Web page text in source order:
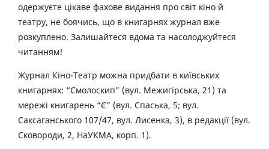
одержуєте цікаве фахове видання про світ кіно й
театру, не боячись, що в книгарнях журнал вже
розкуплено. Залишайтеся вдома та насолоджуйтеся
читанням!
Журнал Кіно-Театр можна придбати в київських
книгарнях: “Смолоскип” (вул. Межигірська, 21) та
мережі книгарень “Є” (вул. Спаська, 5; вул.
Саксаганського 107/47, вул. Лисенка, 3), в редакції (вул.
Сковороди, 2, НаУКМА, корп. 1).